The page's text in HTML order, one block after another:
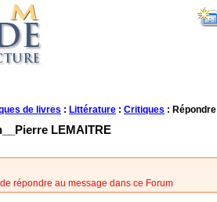
de livres : Littérature : Critiques : Répondre
LEMAITRE
répondre au message dans ce Forum